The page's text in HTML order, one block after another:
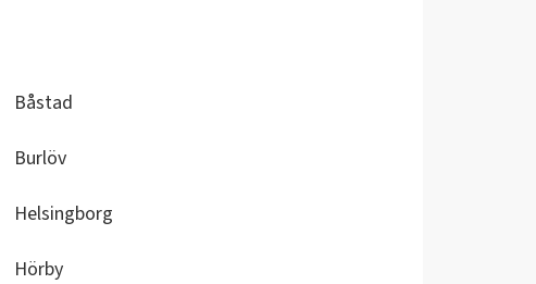
Båstad
Burlöv
Helsingborg
Hörby